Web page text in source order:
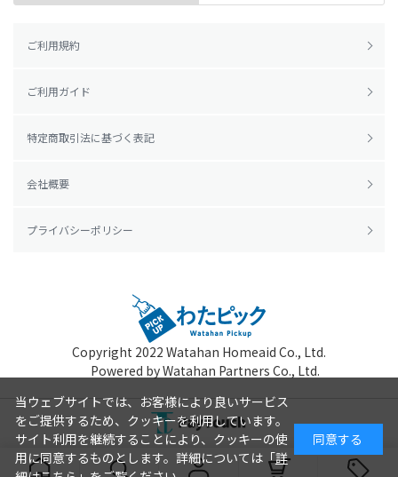
ご利用規約
ご利用ガイド
特定商取引法に基づく表記
会社概要
プライバシーポリシー
Copyright 2022 Watahan Homeaid Co., Ltd.
Powered by Watahan Partners Co., Ltd.
当ウェブサイトでは、お客様により良いサービス
をご提供するため、クッキーを利用しています。
サイト利用を継続することにより、クッキーの使
用に同意するものとします。詳細については「詳
同意する